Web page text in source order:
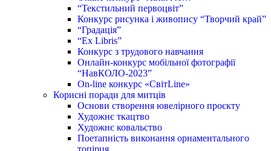
“Текстильний первоцвіт”
Конкурс рисунка і живопису “Творчий край”
“Градація”
“Ex Libris”
Конкурс з трудового навчання
Онлайн-конкурс мобільної фотографії
“НавКОЛО-2023”
On-line конкурс «СвітLine»
Корисні поради для митців
Основи створення ювелірного проєкту
Художнє ткацтво
Художнє ковальство
Поетапність виконання орнаментального
топірця